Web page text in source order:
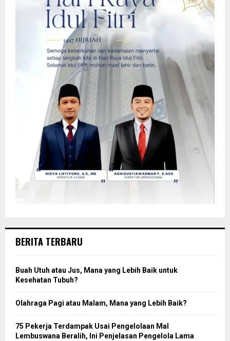
BERITA TERBARU
Buah Utuh atau Jus, Mana yang Lebih Baik untuk
Kesehatan Tubuh?
Olahraga Pagi atau Malam, Mana yang Lebih Baik?
75 Pekerja Terdampak Usai Pengelolaan Mal
Lembuswana Beralih, Ini Penjelasan Pengelola Lama